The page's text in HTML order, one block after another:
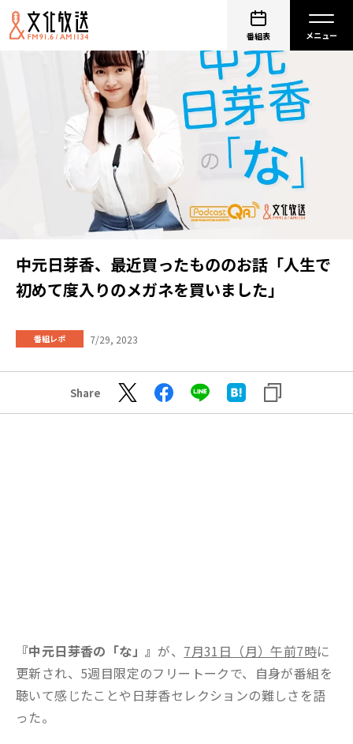
番組表
中元日芽香、最近買ったもののお話「人生で
初めて度入りのメガネを買いました」
番組レポ 7/29, 2023
Share
『中元日芽香の「な」』が、 7月31日（月）午前7時に
更新され、5週目限定のフリートークで、自身が番組を
聴いて感じたことや日芽香セレクションの難しさを語
った。